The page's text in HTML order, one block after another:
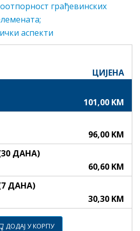
грaђeвинских
aспeкти
ЦИЈЕНА
101,00 KM
96,00 KM
ДАНА)
60,60 KM
ДАНА)
30,30 KM
ДОДАЈ У КОРПУ